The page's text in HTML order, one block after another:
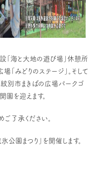
「海と大地の遊び場」休憩所
「みどりのステージ」。そして
紋別市まきばの広場パークゴ
園を迎えます。
了承ください。
園まつり」を開催します。